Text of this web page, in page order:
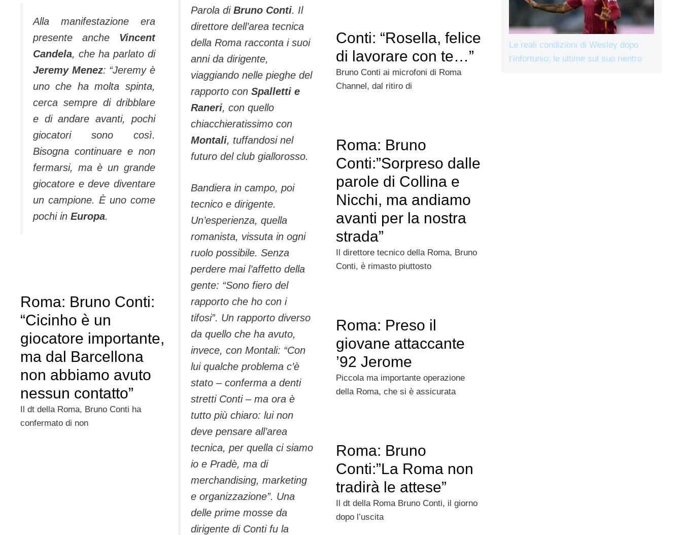
Alla manifestazione era
presente anche Vincent
Candela, che ha parlato di
Jeremy Menez: “Jeremy è
uno che ha molta spinta,
cerca sempre di dribblare
e di andare avanti, pochi
giocatori sono così.
Bisogna continuare e non
fermarsi, ma è un grande
giocatore e deve diventare
un campione. È uno come
pochi in Europa.
Parola di Bruno Conti. Il
direttore dell’area tecnica
della Roma racconta i suoi
anni da dirigente,
viaggiando nelle pieghe del
rapporto con Spalletti e
Raneri, con quello
chiacchieratissimo con
Montali, tuffandosi nel
futuro del club giallorosso.
Bandiera in campo, poi
tecnico e dirigente.
Un’esperienza, quella
romanista, vissuta in ogni
ruolo possibile. Senza
perdere mai l’affetto della
gente: “Sono fiero del
rapporto che ho con i
tifosi”. Un rapporto diverso
da quello che ha avuto,
invece, con Montali: “Con
lui qualche problema c’è
stato – conferma a denti
stretti Conti – ma ora è
tutto più chiaro: lui non
deve pensare all’area
tecnica, per quella ci siamo
io e Pradè, ma di
merchandising, marketing
e organizzazione”. Una
delle prime mosse da
dirigente di Conti fu la
Conti: “Rosella, felice
di lavorare con te…”
Bruno Conti ai microfoni di Roma
Channel, dal ritiro di
Roma: Bruno
Conti:”Sorpreso dalle
parole di Collina e
Nicchi, ma andiamo
avanti per la nostra
strada”
Il direttore tecnico della Roma, Bruno
Conti, è rimasto piuttosto
Roma: Bruno Conti:
“Cicinho è un
giocatore importante,
ma dal Barcellona
non abbiamo avuto
nessun contatto”
Il dt della Roma, Bruno Conti ha
confermato di non
Roma: Preso il
giovane attaccante
’92 Jerome
Piccola ma importante operazione
della Roma, che si è assicurata
Roma: Bruno
Conti:”La Roma non
tradirà le attese”
Il dt della Roma Bruno Conti, il giorno
dopo l’uscita
Le reali condizioni di Wesley dopo
l’infortunio: le ultime sul suo rientro